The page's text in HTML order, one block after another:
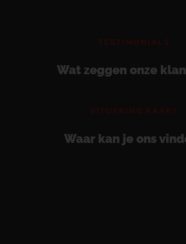
TESTIMONIALS
Wat zeggen onze
SITUERING KAART
Waar kan je ons